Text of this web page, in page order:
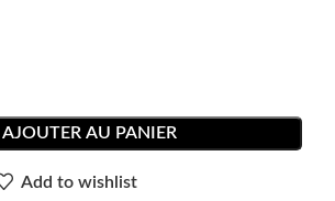
AJOUTER AU PANIER
Add to wishlist